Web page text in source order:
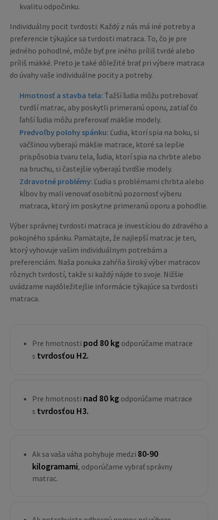
kvalitu odpočinku.
Individuálny pocit tvrdosti: Každý z nás má iné potreby a
preferencie týkajúce sa tvrdosti matraca. To, čo je pre
jedného pohodlné, môže byť pre iného príliš tvrdé alebo
príliš mäkké. Preto je také dôležité brať pri výbere matraca
do úvahy vaše individuálne pocity a potreby.
Hmotnosť a stavba tela: Ťažší ľudia môžu potrebovať
tvrdší matrac, aby poskytli primeranú oporu, zatiaľ čo
ľahší ľudia môžu preferovať mäkšie modely.
Predvoľby polohy spánku: Ľudia, ktorí spia na boku, si
väčšinou vyberajú mäkšie matrace, ktoré sa lepšie
prispôsobia tvaru tela, ľudia, ktorí spia na chrbte alebo
na bruchu, si častejšie vyberajú tvrdšie modely.
Zdravotné problémy: Ľudia s problémami chrbta alebo
kĺbov by mali venovať osobitnú pozornosť výberu
matraca, ktorý im poskytne primeranú oporu a pohodlie.
Výber správnej tvrdosti matraca je investíciou do zdravého a
pokojného spánku. Pamätajte, že najlepší matrac je ten,
ktorý vyhovuje vašim individuálnym potrebám a
preferenciám. Naša ponuka zahŕňa široký výber matracov
rôznych tvrdostí, takže si každý nájde to svoje. Nižšie
uvádzame najdôležitejšie informácie týkajúce sa tvrdosti
matraca.
Pre hmotnosti pod 80 kg odporúčame matrace
s tvrdosťou H2.
Pre hmotnosti nad 80 kg odporúčame matrace
s tvrdosťou H3.
Ak sa vaša váha pohybuje medzi 80-90
kilogramami, odporúčame vybrať správny
matrac.